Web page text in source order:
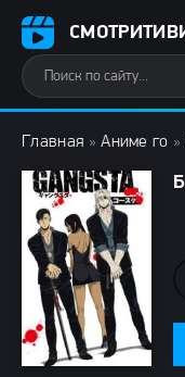
Главная »Аниме го